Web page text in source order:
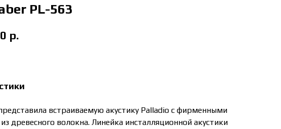
PL-563
р.
встраиваемую акустику Palladio с фирменными
древесного волокна. Линейка инсталляционной акустики